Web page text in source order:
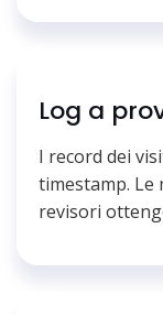
Log a
I record dei
timestamp. Le
revisori